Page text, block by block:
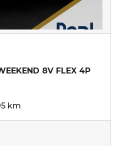
8V FLEX 4P
km